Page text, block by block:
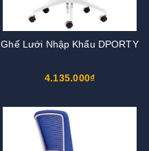
Ghế Lưới Nhập Khẩu DPORTY
4.135.000₫